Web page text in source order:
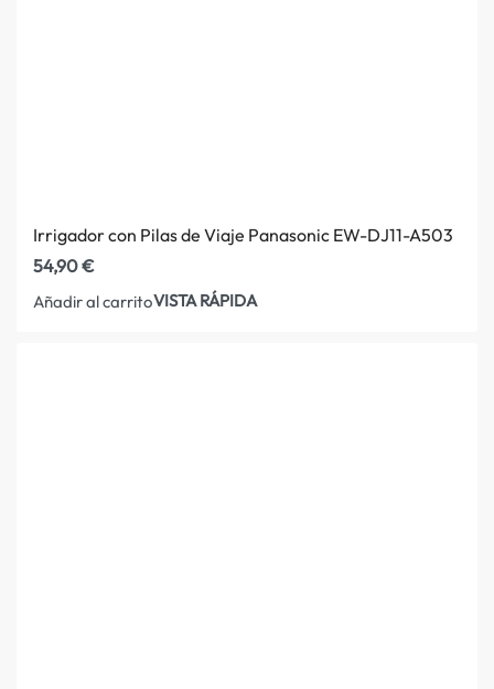
Irrigador con Pilas de Viaje Panasonic EW-DJ11-A503
54,90€
Añadir al carritoVISTA RÁPIDA